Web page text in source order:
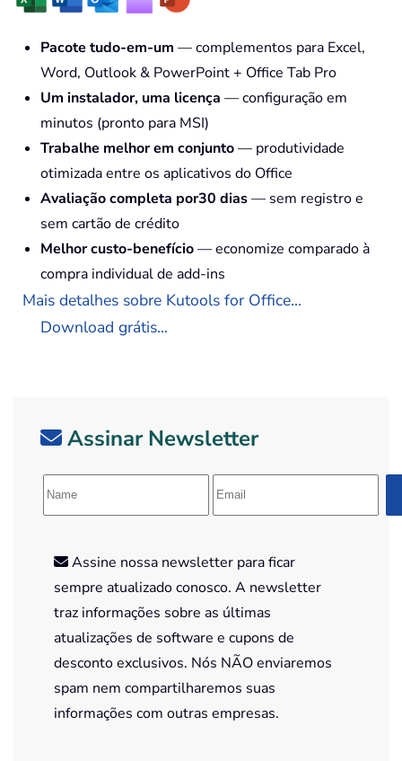
Pacote tudo-em-um — complementos para Excel,
Word, Outlook & PowerPoint + Office Tab Pro
Um instalador, uma licença — configuração em
minutos (pronto para MSI)
Trabalhe melhor em conjunto— produtividade
otimizada entre os aplicativos do Office
Avaliação completa por30 dias— sem registro e
sem cartão de crédito
Melhor custo-benefício— economize comparado à
compra individual de add-ins
Mais detalhes sobre Kutools for Office...
Download grátis...
Assinar Newsletter
Assine nossa newsletter para ficar
sempre atualizado conosco. A newsletter
traz informações sobre as últimas
atualizações de software e cupons de
desconto exclusivos. Nós NÃO enviaremos
spam nem compartilharemos suas
informações com outras empresas.